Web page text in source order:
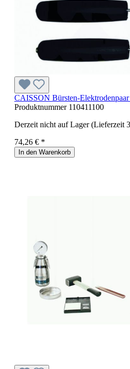
CAISSON Bürsten-
Produktnummer 110411100
Derzeit nicht auf Lager (Lieferzeit
74,26 € *
In den Warenkorb